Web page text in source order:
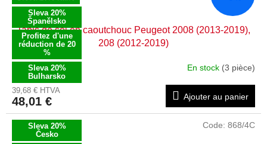
Sleva 20%
Španělsko
Profitez d'une
réduction de 20
%
Sleva 20%
Bulharsko
Tapis de sol en caoutchouc Peugeot 2008 (2013-2019),
208 (2012-2019)
En stock (3 pièce)
39,68 € HTVA
48,01 € Ajouter au panier
Sleva 20%
Česko
Code: 868/4C